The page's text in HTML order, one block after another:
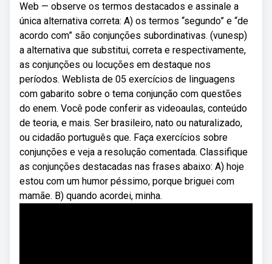
Web — observe os termos destacados e assinale a
única alternativa correta: A) os termos “segundo” e “de
acordo com” são conjunções subordinativas. (vunesp)
a alternativa que substitui, correta e respectivamente,
as conjunções ou locuções em destaque nos
períodos. Weblista de 05 exercícios de linguagens
com gabarito sobre o tema conjunção com questões
do enem. Você pode conferir as videoaulas, conteúdo
de teoria, e mais. Ser brasileiro, nato ou naturalizado,
ou cidadão português que. Faça exercícios sobre
conjunções e veja a resolução comentada. Classifique
as conjunções destacadas nas frases abaixo: A) hoje
estou com um humor péssimo, porque briguei com
mamãe. B) quando acordei, minha.